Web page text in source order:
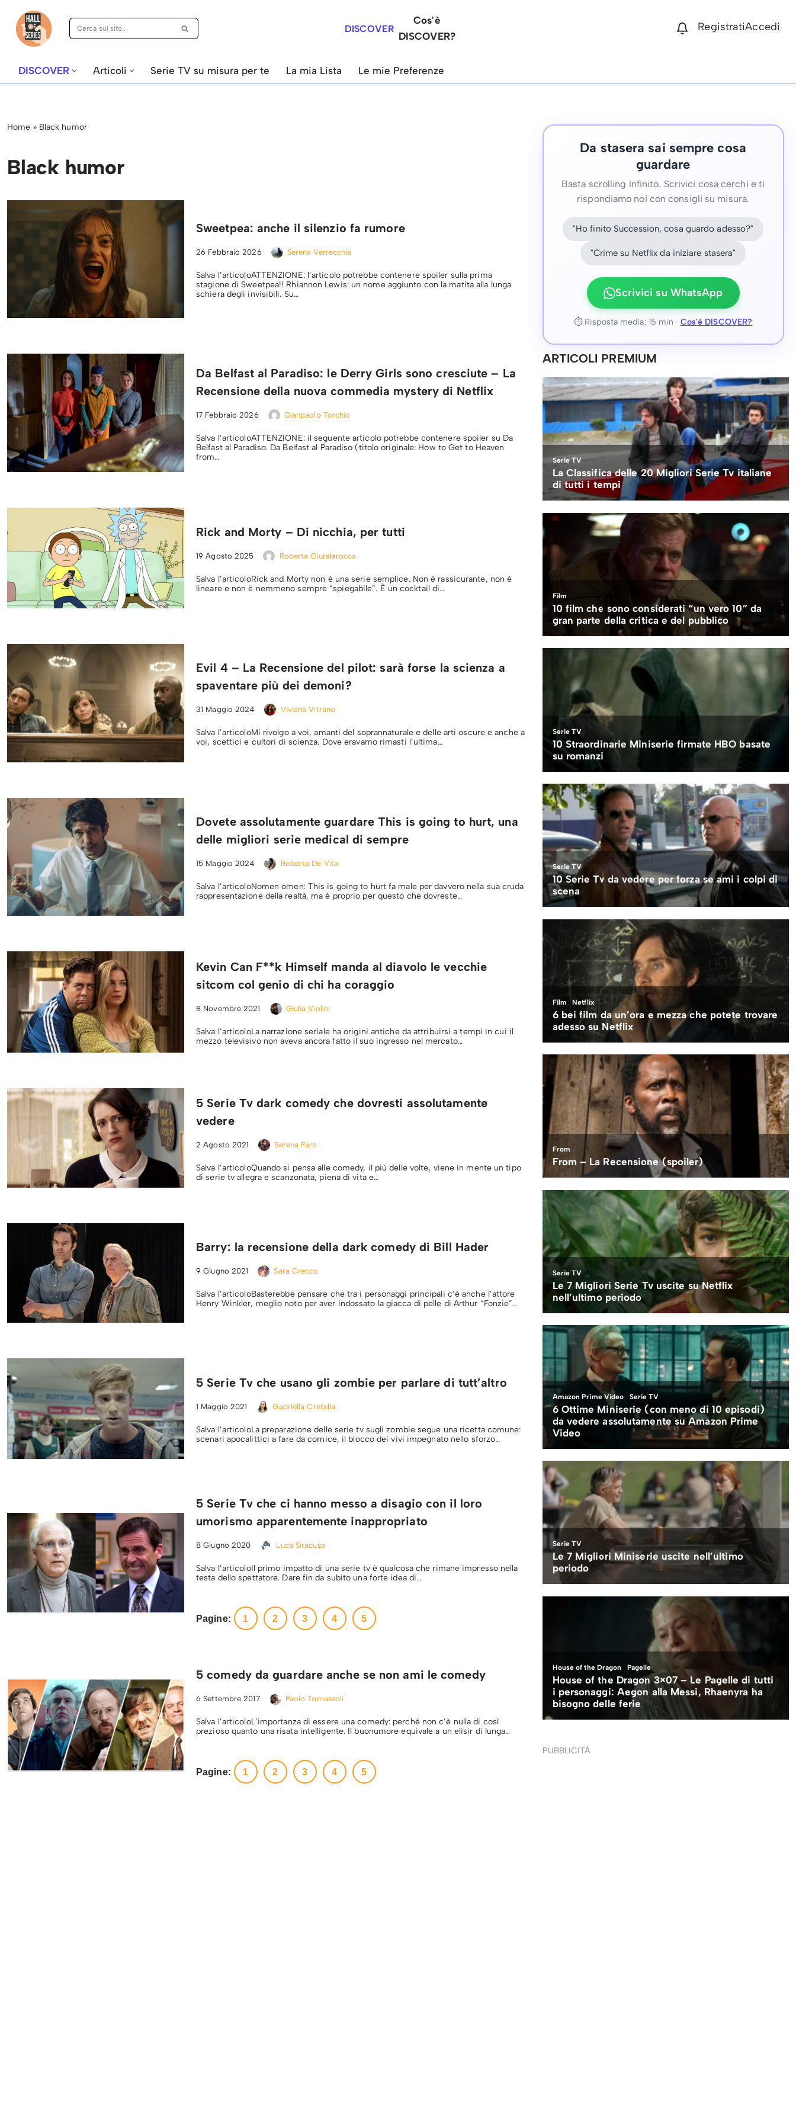
Vai
DISCOVER
Cos'è
DISCOVER?
RegistratiAccedi
DISCOVER Articoli Serie TV su misura per te La mia Lista Le mie Preferenze
Home » Black humor
Black humor
Sweetpea: anche il silenzio fa rumore
26 Febbraio 2026 Serena Verrecchia
Salva l’articoloATTENZIONE: l’articolo potrebbe contenere spoiler sulla prima
stagione di Sweetpea!! Rhiannon Lewis: un nome aggiunto con la matita alla lunga
schiera degli invisibili. Su…
Da Belfast al Paradiso: le Derry Girls sono cresciute – La
Recensione della nuova commedia mystery di Netflix
17 Febbraio 2026 Gianpaolo Torchio
Salva l’articoloATTENZIONE: il seguente articolo potrebbe contenere spoiler su Da
Belfast al Paradiso. Da Belfast al Paradiso (titolo originale: How to Get to Heaven
from…
Rick and Morty – Di nicchia, per tutti
19 Agosto 2025 Roberta Giuralarocca
Salva l’articoloRick and Morty non è una serie semplice. Non è rassicurante, non è
lineare e non è nemmeno sempre “spiegabile”. È un cocktail di…
Evil 4 – La Recensione del pilot: sarà forse la scienza a
spaventare più dei demoni?
31 Maggio 2024 Viviana Vitrano
Salva l’articoloMi rivolgo a voi, amanti del soprannaturale e delle arti oscure e anche a
voi, scettici e cultori di scienza. Dove eravamo rimasti l’ultima…
Dovete assolutamente guardare This is going to hurt, una
delle migliori serie medical di sempre
15 Maggio 2024 Roberta De Vita
Salva l’articoloNomen omen: This is going to hurt fa male per davvero nella sua cruda
rappresentazione della realtà, ma è proprio per questo che dovreste…
Kevin Can F**k Himself manda al diavolo le vecchie
sitcom col genio di chi ha coraggio
8 Novembre 2021 Giulia Violini
Salva l’articoloLa narrazione seriale ha origini antiche da attribuirsi a tempi in cui il
mezzo televisivo non aveva ancora fatto il suo ingresso nel mercato…
5 Serie Tv dark comedy che dovresti assolutamente
vedere
2 Agosto 2021 Serena Faro
Salva l’articoloQuando si pensa alle comedy, il più delle volte, viene in mente un tipo
di serie tv allegra e scanzonata, piena di vita e…
Barry: la recensione della dark comedy di Bill Hader
9 Giugno 2021 Sara Crecco
Salva l’articoloBasterebbe pensare che tra i personaggi principali c’è anche l’attore
Henry Winkler, meglio noto per aver indossato la giacca di pelle di Arthur “Fonzie”…
5 Serie Tv che usano gli zombie per parlare di tutt’altro
1 Maggio 2021 Gabriella Cretella
Salva l’articoloLa preparazione delle serie tv sugli zombie segue una ricetta comune:
scenari apocalittici a fare da cornice, il blocco dei vivi impegnato nello sforzo…
5 Serie Tv che ci hanno messo a disagio con il loro
umorismo apparentemente inappropriato
8 Giugno 2020 Luca Siracusa
Salva l’articoloIl primo impatto di una serie tv è qualcosa che rimane impresso nella
testa dello spettatore. Dare fin da subito una forte idea di…
Pagine: 1 2 3 4 5
5 comedy da guardare anche se non ami le comedy
6 Settembre 2017 Paolo Tomassoli
Salva l’articoloL’importanza di essere una comedy: perché non c’è nulla di così
prezioso quanto una risata intelligente. Il buonumore equivale a un elisir di lunga…
Pagine: 1 2 3 4 5
Da stasera sai sempre cosa
guardare
Basta scrolling infinito. Scrivici cosa cerchi e ti
rispondiamo noi con consigli su misura.
"Ho finito Succession, cosa guardo adesso?"
"Crime su Netflix da iniziare stasera"
Scrivici su WhatsApp
⏱ Risposta media: 15 min · Cos'è DISCOVER?
ARTICOLI PREMIUM
PUBBLICITÀ